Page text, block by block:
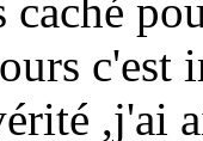
caché
c'est
,j'ai